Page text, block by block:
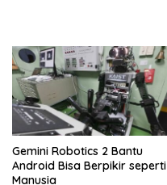
Gemini Robotics 2 Bantu
Android Bisa Berpikir seperti
Manusia